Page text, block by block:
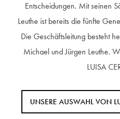
Entscheidungen. Mit seinen
Leuthe ist bereits die fünfte
Die Geschäftsleitung besteht
Michael und Jürgen Leuthe.
LUISA
UNSERE AUSWAHL VON